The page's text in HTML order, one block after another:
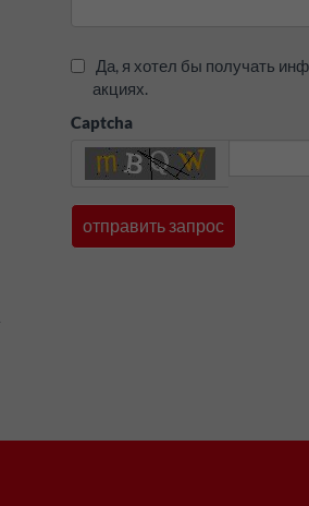
Да, я хотел бы получать
акциях.
Captcha